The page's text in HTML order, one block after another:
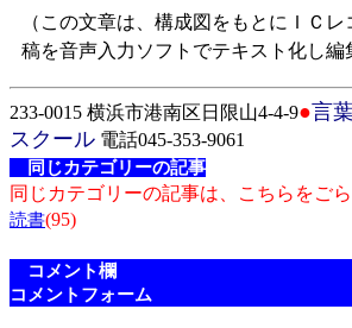
（この文章は、構成図をもとにＩＣ
稿を音声入力ソフトでテキスト化し編
233-0015 横浜市港南区日限山4-4-9●言
スクール 電話045-353-9061
同じカテゴリーの記事
同じカテゴリーの記事は、こちらをごら
読書(95)
コメント欄
コメントフォーム